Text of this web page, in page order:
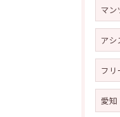
マン
アシ
フリ
愛知